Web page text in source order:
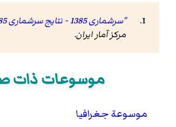
"سرشماری 1385 - نتایج سرشماری 85"
مرکز آمار ایران.
موسوعات ذات
موسوعة جغرافيا